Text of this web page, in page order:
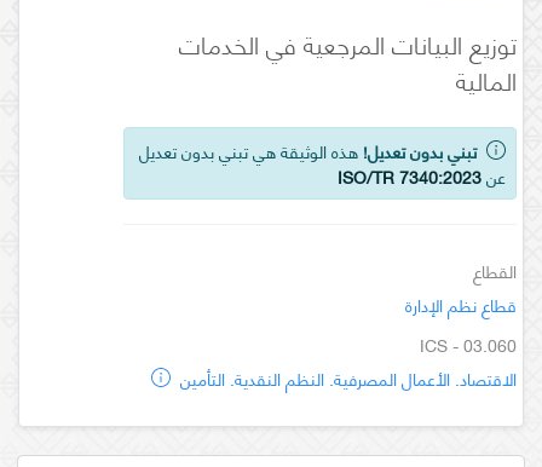
توزيع البيانات المرجعية في الخدمات
المالية
تبني بدون تعديل! هذه الوثيقة هي تبني بدون تعديل
عنISO/TR 7340:2023
القطاع
قطاع نظم الإدارة
ICS - 03.060
الاقتصاد. الأعمال المصرفية. النظم النقدية. التأمين